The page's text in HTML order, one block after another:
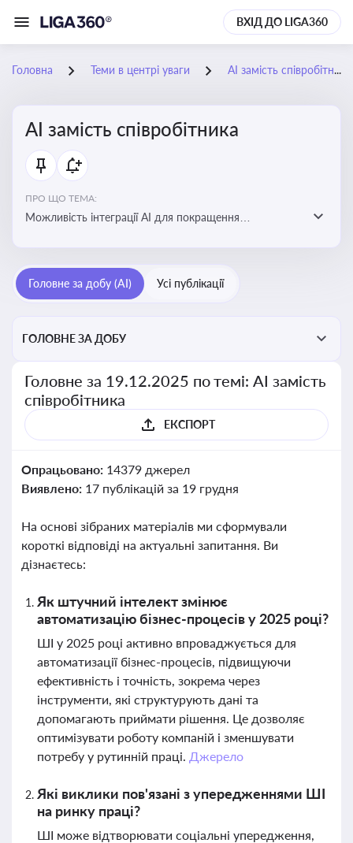
ВХІД ДО LIGA360
Головна Теми в центрі уваги АІ замість співробітника
АІ замість співробітника
ПРО ЩО ТЕМА:
Можливість інтеграції АІ для покращення
Головне за добу (AI) Усі публікації
ГОЛОВНЕ ЗА ДОБУ
Головне за 19.12.2025 по темі: АІ замість
співробітника
ЕКСПОРТ
Опрацьовано: 14379 джерел
Виявлено: 17 публікацій за 19 грудня
На основі зібраних матеріалів ми сформували
короткі відповіді на актуальні запитання. Ви
дізнаєтесь:
Як штучний інтелект змінює
автоматизацію бізнес-процесів у 2025 році?
ШІ у 2025 році активно впроваджується для
автоматизації бізнес-процесів, підвищуючи
ефективність і точність, зокрема через
інструменти, які структурують дані та
допомагають приймати рішення. Це дозволяє
оптимізувати роботу компаній і зменшувати
потребу у рутинній праці. Джерело
Які виклики пов'язані з упередженнями ШІ
на ринку праці?
ШІ може відтворювати соціальні упередження,